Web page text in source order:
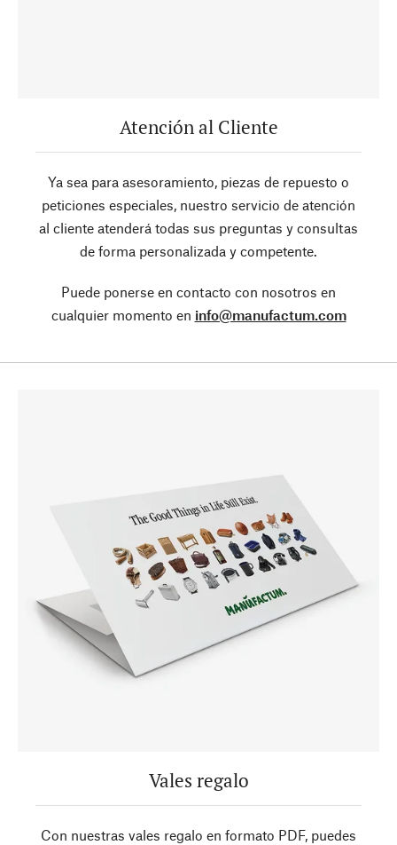
Atención al Cliente
Ya sea para asesoramiento, piezas de repuesto o
peticiones especiales, nuestro servicio de atención
al cliente atenderá todas sus preguntas y consultas
de forma personalizada y competente.
Puede ponerse en contacto con nosotros en
cualquier momento en info@manufactum.com
Vales regalo
Con nuestras vales regalo en formato PDF, puedes